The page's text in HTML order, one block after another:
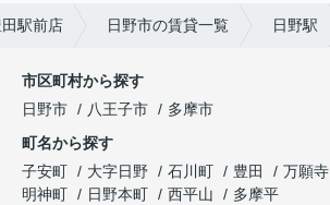
駅前店 日野市の賃貸一覧 日野駅
市区町村から探す
日野市
八王子市
多摩市
町名から探す
子安町
大字日野 石川町 豊田 万願寺
明神町
日野本町 西平山
多摩平